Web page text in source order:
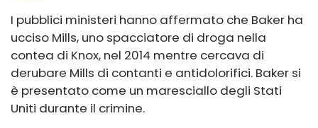
I pubblici ministeri hanno affermato che Baker ha
ucciso Mills, uno spacciatore di droga nella
contea di Knox, nel 2014 mentre cercava di
derubare Mills di contanti e antidolorifici. Baker si
è presentato come un maresciallo degli Stati
Uniti durante il crimine.